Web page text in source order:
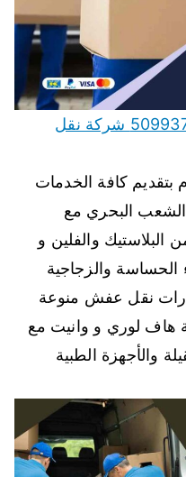
نقل عفش الشعب البحري 50993766 شركة نقل
كافة الخدمات
البحري مع
البلاستيك والفلين و
الحساسة والزجاجية
نقل عفش منوعة
هاف لوري و وانيت مع
والأجهزة الطبية